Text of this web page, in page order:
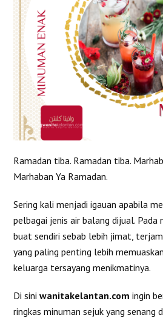
Ramadan tiba. Ramadan tiba.
Marhaban Ya Ramadan.
Sering kali menjadi igauan apabila
pelbagai jenis air balang dijual. Pada
buat sendiri sebab lebih jimat,
yang paling penting lebih
keluarga tersayang menikmatinya.
Di siniwanitakelantan.com ingin
ringkas minuman sejuk yang senang